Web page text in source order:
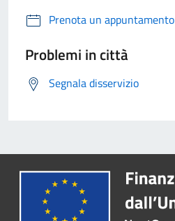
Prenota un appuntamento
Problemi in città
Segnala disservizio